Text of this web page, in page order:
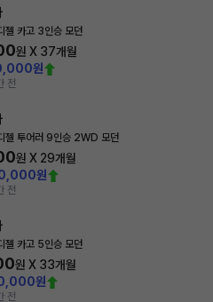
젤 카고 3인승 모던
원 X 37개월
원
전
젤 투어러 9인승 2WD 모던
원 X 29개월
원
전
젤 카고 5인승 모던
원 X 33개월
원
전